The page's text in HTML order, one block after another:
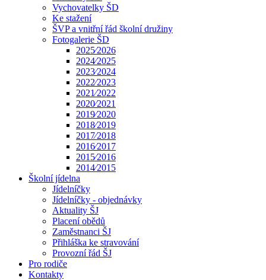
Vychovatelky ŠD
Ke stažení
ŠVP a vnitřní řád školní družiny
Fotogalerie ŠD
2025⁄2026
2024⁄2025
2023⁄2024
2022⁄2023
2021⁄2022
2020⁄2021
2019⁄2020
2018⁄2019
2017⁄2018
2016⁄2017
2015⁄2016
2014⁄2015
Školní jídelna
Jídelníčky
Jídelníčky - objednávky
Aktuality ŠJ
Placení obědů
Zaměstnanci ŠJ
Přihláška ke stravování
Provozní řád ŠJ
Pro rodiče
Kontakty